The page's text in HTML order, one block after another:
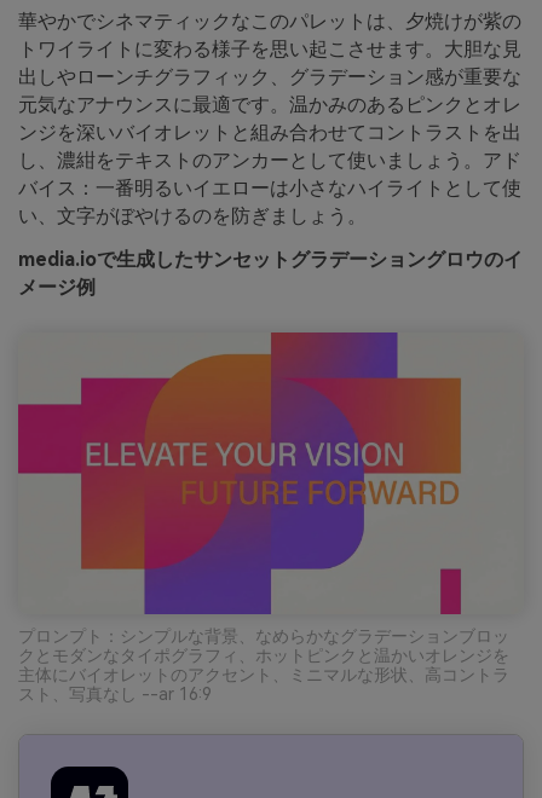
華やかでシネマティックなこのパレットは、夕焼けが紫の
トワイライトに変わる様子を思い起こさせます。大胆な見
出しやローンチグラフィック、グラデーション感が重要な
元気なアナウンスに最適です。温かみのあるピンクとオレ
ンジを深いバイオレットと組み合わせてコントラストを出
し、濃紺をテキストのアンカーとして使いましょう。アド
バイス：一番明るいイエローは小さなハイライトとして使
い、文字がぼやけるのを防ぎましょう。
media.ioで生成したサンセットグラデーショングロウのイ
メージ例
プロンプト：シンプルな背景、なめらかなグラデーションブロッ
クとモダンなタイポグラフィ、ホットピンクと温かいオレンジを
主体にバイオレットのアクセント、ミニマルな形状、高コントラ
スト、写真なし --ar 16:9